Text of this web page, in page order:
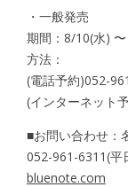
・一般発売
期間：8/10(水) 〜
方法：
(電話予約)052-
(インターネット
■お問い合わせ：
052-961-6311(平
bluenote.com